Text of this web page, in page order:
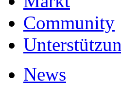
Community
News